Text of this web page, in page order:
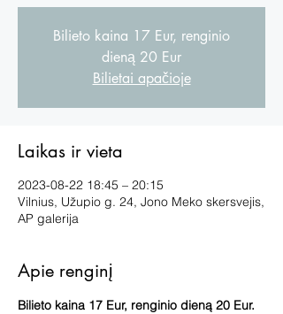
Bilieto kaina 17 Eur, renginio
dieną 20 Eur
Bilietai apačioje
Laikas ir vieta
2023-08-22 18:45 – 20:15
Vilnius, Užupio g. 24, Jono Meko skersvejis,
AP galerija
Apie renginį
Bilieto kaina 17 Eur, renginio dieną 20 Eur.